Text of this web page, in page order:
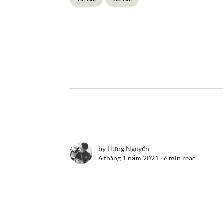
by Hưng Nguyễn
6 tháng 1 năm 2021 ∙ 6 min read